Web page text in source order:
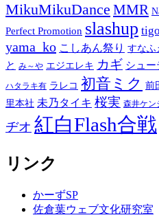
MikuMikuDance MMR
Perfect Promotion slashup tigo
yama_ko こしあん祭り すなふ
と み～や エジエレキ カギ シュー
ハタラキ有 ラレコ 初音ミク 前
里本社 未乃タイキ 桜実 森井ケン
ヂオ 紅白Flash合戦
リンク
かーずSP
佐倉葉ウェブ文化研究室